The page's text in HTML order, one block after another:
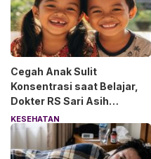
Cegah Anak Sulit
Konsentrasi saat Belajar,
Dokter RS Sari Asih
Anjurkan 6 Asupan Ini
KESEHATAN